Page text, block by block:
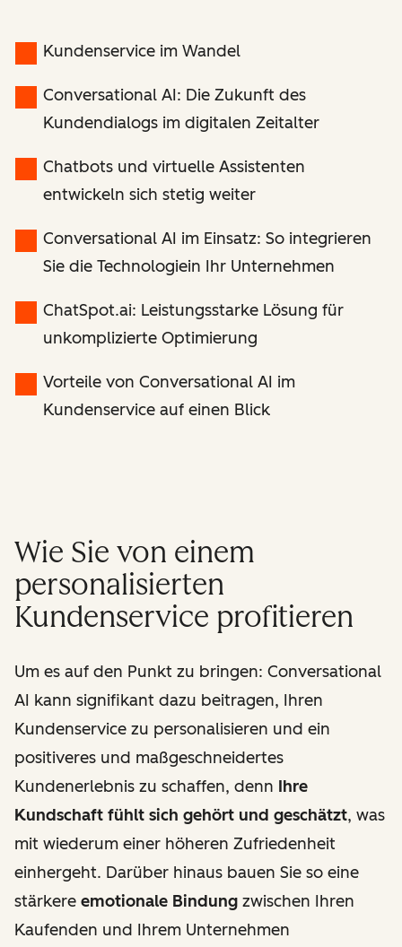
Kundenservice im Wandel
Conversational AI: Die Zukunft des
Kundendialogs im digitalen Zeitalter
Chatbots und virtuelle Assistenten
entwickeln sich stetig weiter
Conversational AI im Einsatz: So integrieren
Sie die Technologiein Ihr Unternehmen
ChatSpot.ai: Leistungsstarke Lösung für
unkomplizierte Optimierung
Vorteile von Conversational AI im
Kundenservice auf einen Blick
Wie Sie von einem
personalisierten
Kundenservice profitieren
Um es auf den Punkt zu bringen: Conversational
AI kann signifikant dazu beitragen, Ihren
Kundenservice zu personalisieren und ein
positiveres und maßgeschneidertes
Kundenerlebnis zu schaffen, denn Ihre
Kundschaft fühlt sich gehört und geschätzt, was
mit wiederum einer höheren Zufriedenheit
einhergeht. Darüber hinaus bauen Sie so eine
stärkere emotionale Bindung zwischen Ihren
Kaufenden und Ihrem Unternehmen